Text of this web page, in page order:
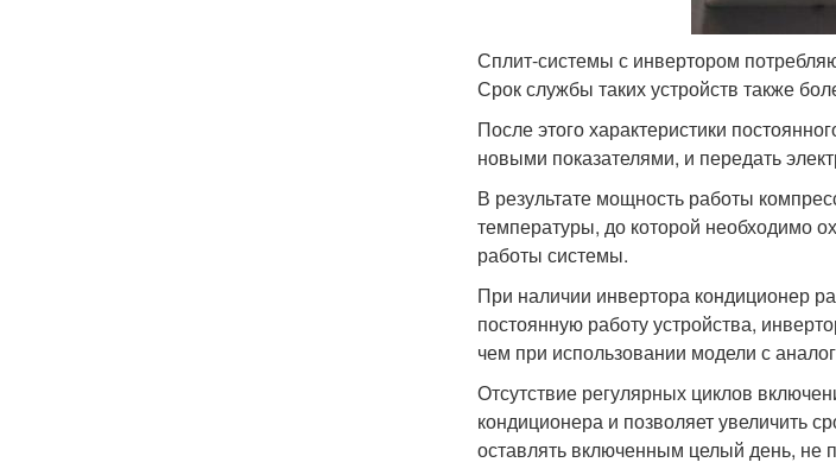
Сплит-системы с инвертором
Срок службы таких устройств также
После этого характеристики
новыми показателями, и передать
В результате мощность работы
температуры, до которой необходимо
работы системы.
При наличии инвертора кондиционер
постоянную работу устройства,
чем при использовании модели с
Отсутствие регулярных циклов
кондиционера и позволяет увеличить
оставлять включенным целый день, не